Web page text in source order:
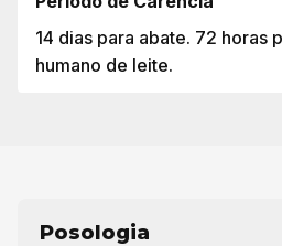
14 dias para abate. 72 horas
humano de leite.
Posologia